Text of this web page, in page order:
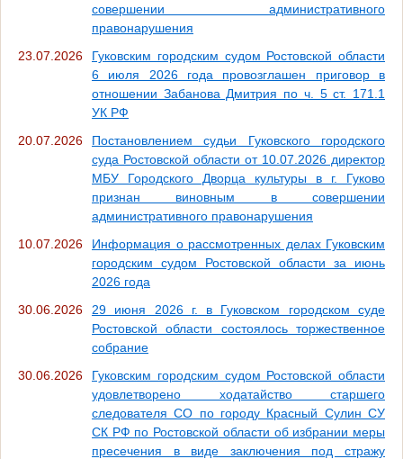
совершении административного
правонарушения
23.07.2026
Гуковским городским судом Ростовской области
6 июля 2026 года провозглашен приговор в
отношении Забанова Дмитрия по ч. 5 ст. 171.1
УК РФ
20.07.2026
Постановлением судьи Гуковского городского
суда Ростовской области от 10.07.2026 директор
МБУ Городского Дворца культуры в г. Гуково
признан виновным в совершении
административного правонарушения
10.07.2026
Информация о рассмотренных делах Гуковским
городским судом Ростовской области за июнь
2026 года
30.06.2026
29 июня 2026 г. в Гуковском городском суде
Ростовской области состоялось торжественное
собрание
30.06.2026
Гуковским городским судом Ростовской области
удовлетворено ходатайство старшего
следователя СО по городу Красный Сулин СУ
СК РФ по Ростовской области об избрании меры
пресечения в виде заключения под стражу